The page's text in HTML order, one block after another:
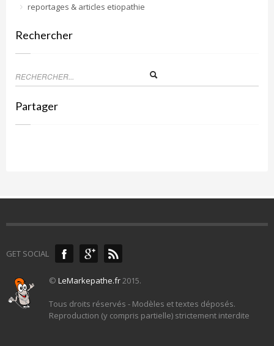
reportages & articles etiopathie
Rechercher
Partager
GET SOCIAL
© LeMarkepathe.fr 2015.
Tous droits réservés - Modèles et textes déposés.
Reproduction (y compris partielle) strictement interdite